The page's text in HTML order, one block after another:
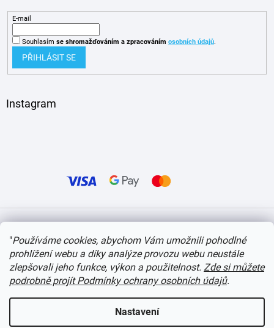
"Používáme cookies, abychom Vám umožnili pohodlné
prohlížení webu a díky analýze provozu webu neustále
zlepšovali jeho funkce, výkon a použitelnost. Zde si můžete
podrobně projít Podmínky ochrany osobních údajů.
Nastavení
E-mail
Souhlasím se shromažďováním a zpracováním osobních údajů.
PŘIHLÁSIT SE
Instagram
Copyright 2026 itvlaky.cz . Všechna práva vyhrazena. Upravit nastavení cookies